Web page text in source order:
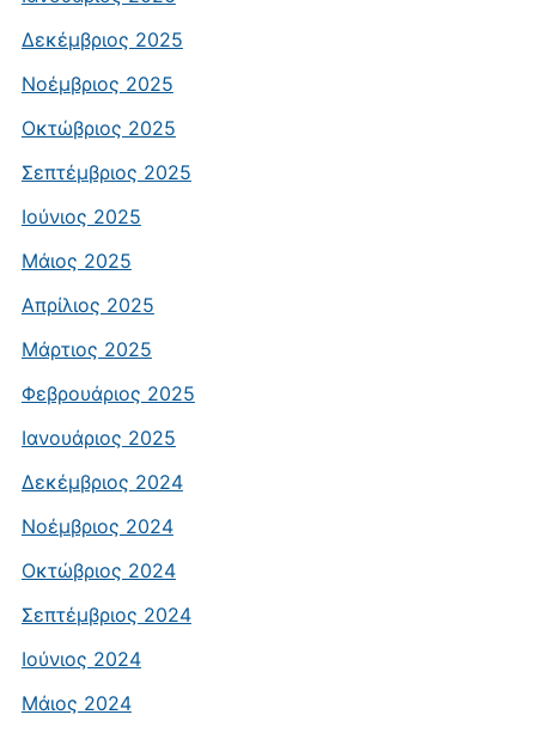
Δεκέμβριος 2025
Νοέμβριος 2025
Οκτώβριος 2025
Σεπτέμβριος 2025
Ιούνιος 2025
Μάιος 2025
Απρίλιος 2025
Μάρτιος 2025
Φεβρουάριος 2025
Ιανουάριος 2025
Δεκέμβριος 2024
Νοέμβριος 2024
Οκτώβριος 2024
Σεπτέμβριος 2024
Ιούνιος 2024
Μάιος 2024